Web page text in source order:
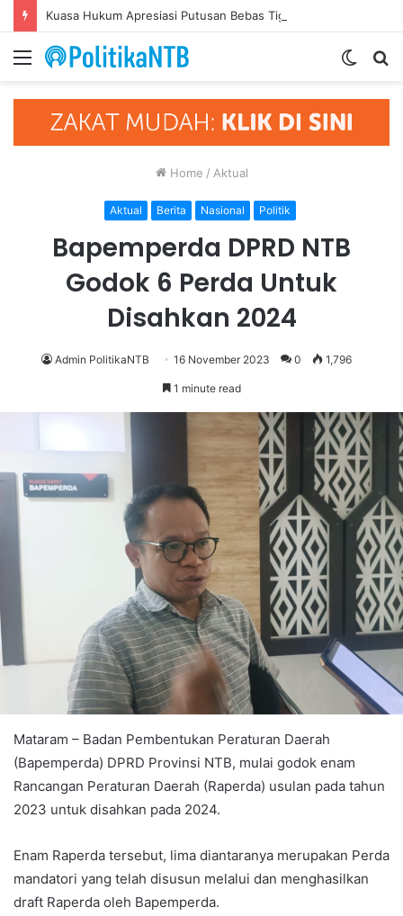
Menu
Switch
Home / Aktual
Aktual Berita Nasional Politik
Bapemperda DPRD NTB
Godok 6 Perda Untuk
Disahkan 2024
Admin PolitikaNTB 16 November 2023 0 1,796
1 minute read
Mataram – Badan Pembentukan Peraturan Daerah
(Bapemperda) DPRD Provinsi NTB, mulai godok enam
Rancangan Peraturan Daerah (Raperda) usulan pada tahun
2023 untuk disahkan pada 2024.
Enam Raperda tersebut, lima diantaranya merupakan Perda
mandatori yang telah disusun melalui dan menghasilkan
draft Raperda oleh Bapemperda.